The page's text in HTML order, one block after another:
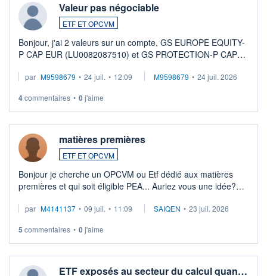
Valeur pas négociable
ETF ET OPCVM
Bonjour, j'ai 2 valeurs sur un compte, GS EUROPE EQUITY-
P CAP EUR (LU0082087510) et GS PROTECTION-P CAP
veux procéder à la vente, on me signale ...
par M9598679 • 24 juil. • 12:09 M9598679 • 24 juil. 2026
4commentaires • 0j'aime
matières premières
ETF ET OPCVM
Bonjour je cherche un OPCVM ou Etf dédié aux matières
premières et qui soit éligible PEA... Auriez vous une idée?
par M4141137 • 09 juil. • 11:09 SAIQEN • 23 juil. 2026
5 commentaires • 0j'aime
ETF exposés au secteur du calcul quan…